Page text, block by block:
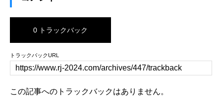
0 トラックバック
トラックバックURL
この記事へのトラックバックはありません。